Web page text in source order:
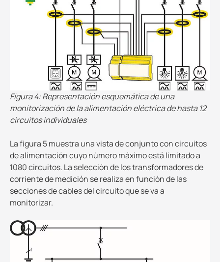
Figura 4: Representación esquemática de una
monitorización de la alimentación eléctrica de hasta 12
circuitos individuales
La figura 5 muestra una vista de conjunto con circuitos
de alimentación cuyo número máximo está limitado a
1080 circuitos. La selección de los transformadores de
corriente de medición se realiza en función de las
secciones de cables del circuito que se va a
monitorizar.